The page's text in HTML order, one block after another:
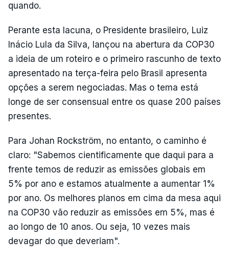
quando.
Perante esta lacuna, o Presidente brasileiro, Luiz
Inácio Lula da Silva, lançou na abertura da COP30
a ideia de um roteiro e o primeiro rascunho de texto
apresentado na terça-feira pelo Brasil apresenta
opções a serem negociadas. Mas o tema está
longe de ser consensual entre os quase 200 países
presentes.
Para Johan Rockström, no entanto, o caminho é
claro: "Sabemos cientificamente que daqui para a
frente temos de reduzir as emissões globais em
5% por ano e estamos atualmente a aumentar 1%
por ano. Os melhores planos em cima da mesa aqui
na COP30 vão reduzir as emissões em 5%, mas é
ao longo de 10 anos. Ou seja, 10 vezes mais
devagar do que deveriam".